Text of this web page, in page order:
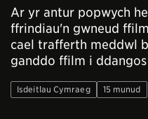
Ar yr antur popwych
ffrindiau'n gwneud
cael trafferth meddwl
ganddo ffilm i
Isdeitlau Cymraeg 15 munud